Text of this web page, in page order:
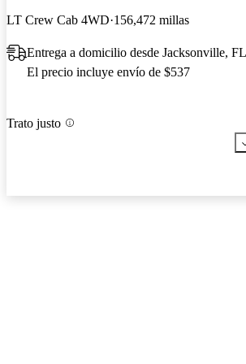
LT Crew Cab 4WD 156,472 millas
Entrega a domicilio desde Jacksonville, FL
El precio incluye envío de $537
Trato justo